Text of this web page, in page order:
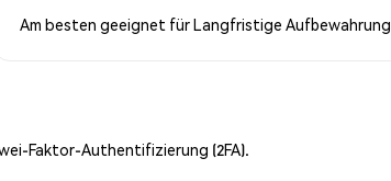
Am besten geeignet fürLangfristige Aufbewahrung
Faktor-Authentifizierung (2FA).